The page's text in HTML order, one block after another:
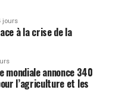
jours
à la crise de la
mondiale annonce 340
l’agriculture et les